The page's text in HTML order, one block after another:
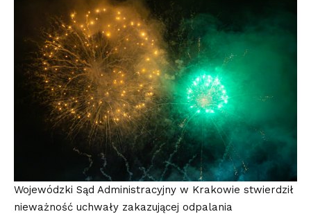
Wojewódzki Sąd Administracyjny w Krakowie stwierdził
nieważność uchwały zakazującej odpalania